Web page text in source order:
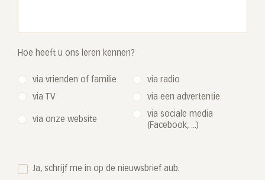
Hoe heeft u ons leren kennen?
via vrienden of familie via radio
via TV via een advertentie
via onze website
via sociale media
(Facebook, ...)
Ja, schrijf me in op de nieuwsbrief aub.